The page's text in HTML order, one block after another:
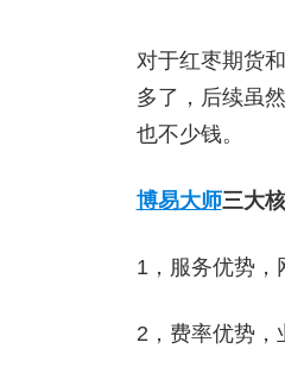
对于红枣期货
多了，后续虽
也不少钱。
博易大师三大
1，服务优势，
2，费率优势，